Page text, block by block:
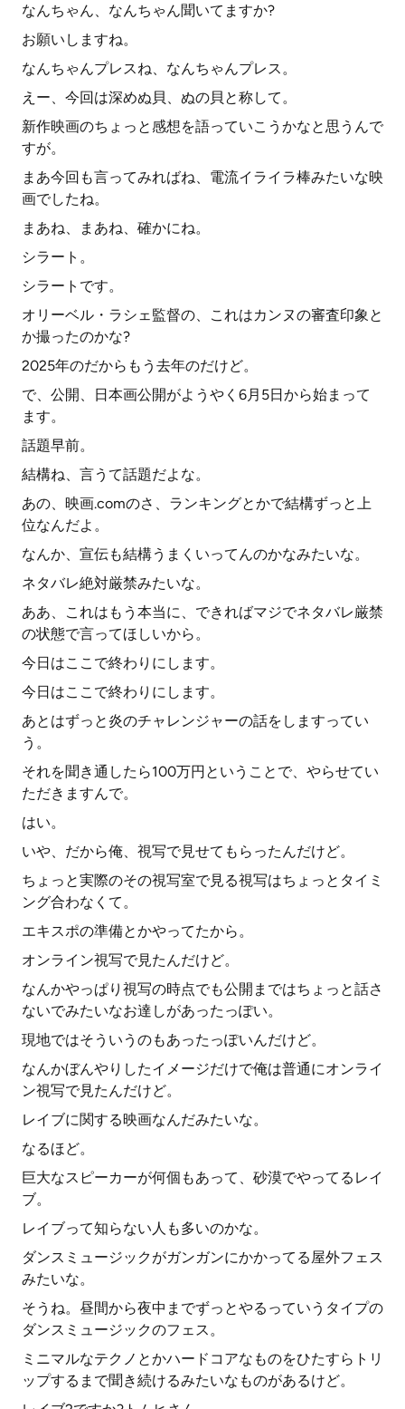
なんちゃん、なんちゃん聞いてますか?
お願いしますね。
なんちゃんプレスね、なんちゃんプレス。
えー、今回は深めぬ貝、ぬの貝と称して。
新作映画のちょっと感想を語っていこうかなと思うんで
すが。
まあ今回も言ってみればね、電流イライラ棒みたいな映
画でしたね。
まあね、まあね、確かにね。
シラート。
シラートです。
オリーベル・ラシェ監督の、これはカンヌの審査印象と
か撮ったのかな?
2025年のだからもう去年のだけど。
で、公開、日本画公開がようやく6月5日から始まって
ます。
話題早前。
結構ね、言うて話題だよな。
あの、映画.comのさ、ランキングとかで結構ずっと上
位なんだよ。
なんか、宣伝も結構うまくいってんのかなみたいな。
ネタバレ絶対厳禁みたいな。
ああ、これはもう本当に、できればマジでネタバレ厳禁
の状態で言ってほしいから。
今日はここで終わりにします。
今日はここで終わりにします。
あとはずっと炎のチャレンジャーの話をしますってい
う。
それを聞き通したら100万円ということで、やらせてい
ただきますんで。
はい。
いや、だから俺、視写で見せてもらったんだけど。
ちょっと実際のその視写室で見る視写はちょっとタイミ
ング合わなくて。
エキスポの準備とかやってたから。
オンライン視写で見たんだけど。
なんかやっぱり視写の時点でも公開まではちょっと話さ
ないでみたいなお達しがあったっぽい。
現地ではそういうのもあったっぽいんだけど。
なんかぼんやりしたイメージだけで俺は普通にオンライ
ン視写で見たんだけど。
レイブに関する映画なんだみたいな。
なるほど。
巨大なスピーカーが何個もあって、砂漠でやってるレイ
ブ。
レイブって知らない人も多いのかな。
ダンスミュージックがガンガンにかかってる屋外フェス
みたいな。
そうね。昼間から夜中までずっとやるっていうタイプの
ダンスミュージックのフェス。
ミニマルなテクノとかハードコアなものをひたすらトリ
ップするまで聞き続けるみたいなものがあるけど。